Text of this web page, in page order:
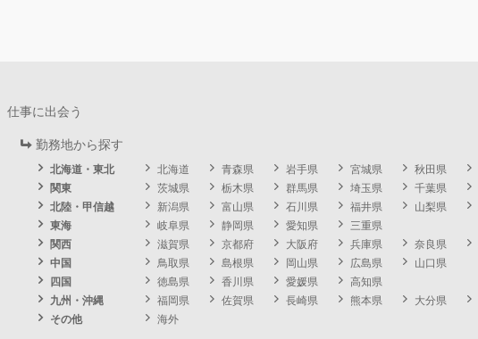
仕事に出会う
勤務地から探す
北海道・東北 北海道 青森県 岩手県 宮城県 秋田県
関東
茨城県 栃木県 群馬県 埼玉県 千葉県
北陸・甲信越
新潟県 富山県 石川県 福井県 山梨県
東海
岐阜県 静岡県 愛知県
三重県
関西
滋賀県 京都府 大阪府 兵庫県 奈良県
中国
鳥取県 島根県 岡山県 広島県
山口県
四国
徳島県 香川県 愛媛県
高知県
九州・沖縄
福岡県 佐賀県 長崎県 熊本県 大分県
その他
海外